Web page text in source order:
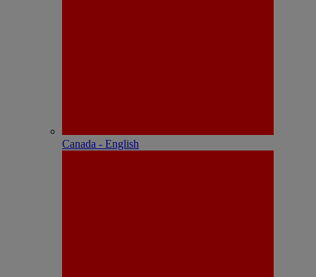
Canada - English